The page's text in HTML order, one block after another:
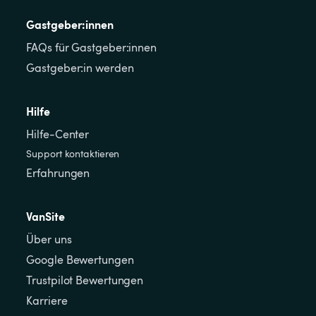
Gastgeber:innen
FAQs für Gastgeber:innen
Gastgeber:in werden
Hilfe
Hilfe-Center
Support kontaktieren
Erfahrungen
VanSite
Über uns
Google Bewertungen
Trustpilot Bewertungen
Karriere